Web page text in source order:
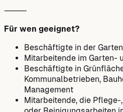
⸻
Für wen geeignet?
Beschäftigte in der
Mitarbeitende im Garten-
Beschäftigte in
Kommunalbetrieben,
Management
Mitarbeitende, die